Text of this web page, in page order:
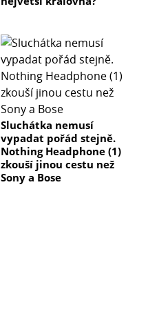
Sluchátka nemusí
vypadat pořád stejně.
Nothing Headphone (1)
zkouší jinou cestu než
Sony a Bose